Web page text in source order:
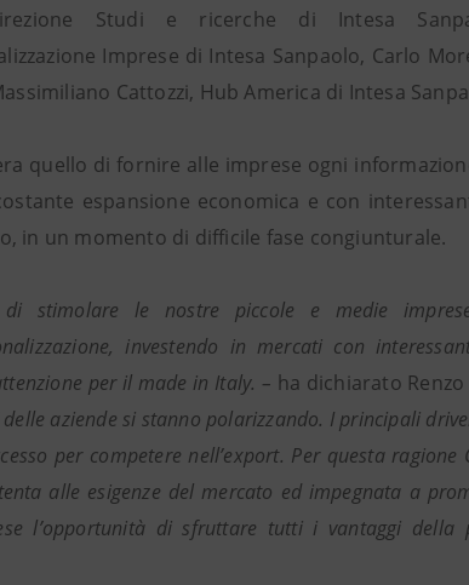
Studi e ricerche di Intesa
Imprese di Intesa Sanpaolo, Carlo
Cattozzi, Hub America di Intesa
quello di fornire alle imprese ogni
espansione economica e con
in un momento di difficile fase congiunturale.
di stimolare le nostre piccole e medie
investendo in mercati con
per il made in Italy. – ha dichiarato
aziende si stanno polarizzando. I principali
per competere nell’export. Per questa
alle esigenze del mercato ed impegnata a
l’opportunità di sfruttare tutti i vantaggi della